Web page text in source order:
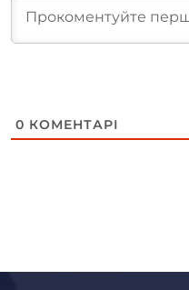
0 КОМЕНТАРІ